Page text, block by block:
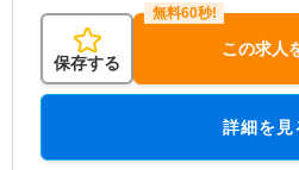
保存する
この求人
詳細を見